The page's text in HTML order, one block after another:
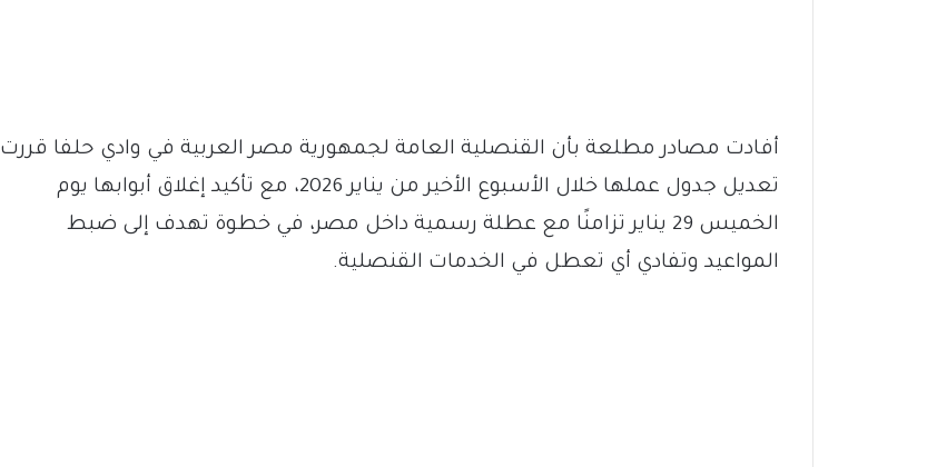
أفادت مصادر مطلعة بأن القنصلية العامة لجمهورية مصر العربية في وادي حلفا قررت
تعديل جدول عملها خلال الأسبوع الأخير من يناير 2026، مع تأكيد إغلاق أبوابها يوم
الخميس 29 يناير تزامنًا مع عطلة رسمية داخل مصر، في خطوة تهدف إلى ضبط
المواعيد وتفادي أي تعطل في الخدمات القنصلية.